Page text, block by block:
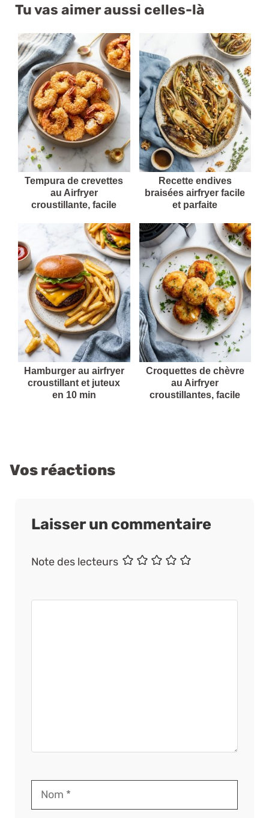
Tu vas aimer aussi celles-là
Tempura de crevettes
au Airfryer
croustillante, facile
Recette endives
braisées airfryer facile
et parfaite
Hamburger au airfryer
croustillant et juteux
en 10 min
Croquettes de chèvre
au Airfryer
croustillantes, facile
Vos réactions
Laisser un commentaire
Note des lecteurs
Nom
E-
Site